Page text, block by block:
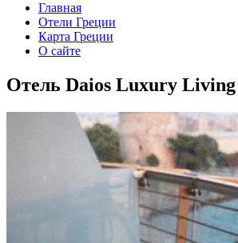
Главная
Отели Греции
Карта Греции
О сайте
Отель Daios Luxury